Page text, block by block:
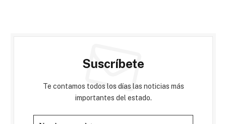
Suscríbete
Te contamos todos los días las noticias más
importantes del estado.